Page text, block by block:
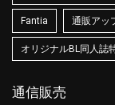
Fantia 通販アッ
オリジナルBL同人誌
通信販売